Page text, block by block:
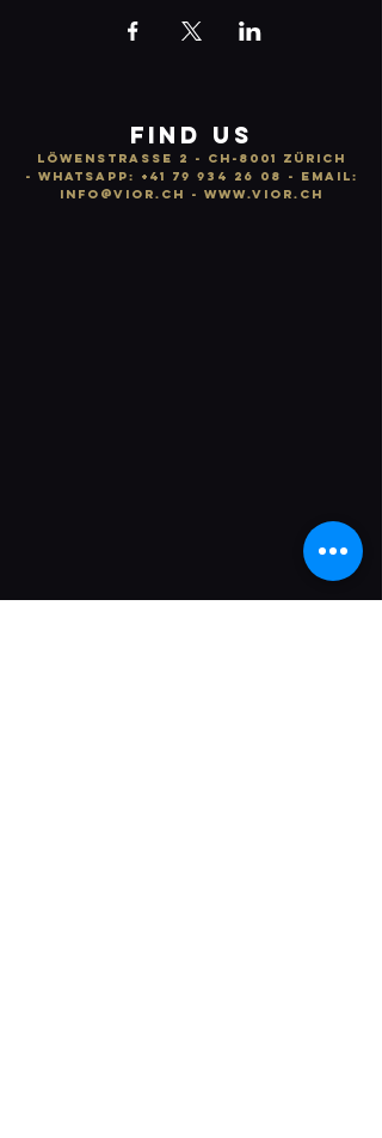
FIND US
LÖWENSTRASSE 2 - CH-8001 ZÜRICH
- WhatsApp: +41 79 934 26 08
- email:
info @vior.ch - www.vior.ch